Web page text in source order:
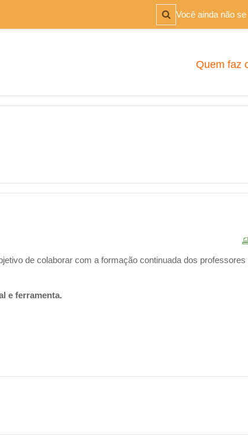
Alternar entrada de
Você ainda não
Quem faz
de colaborar com a formação continuada dos
e ferramenta.